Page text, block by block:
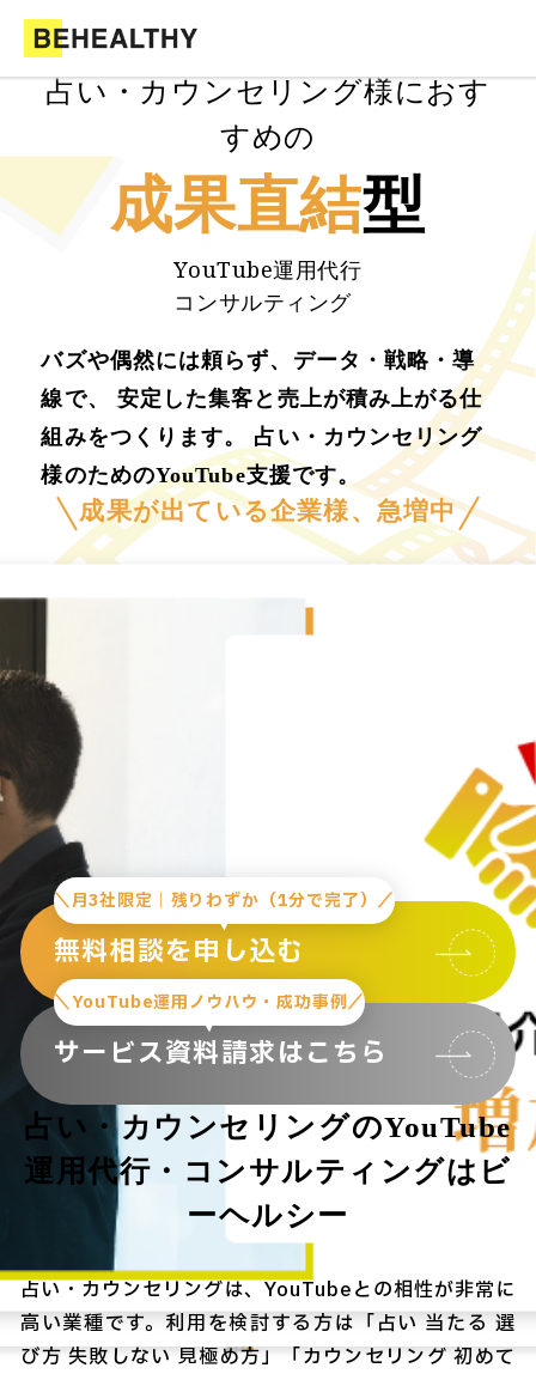
占い・カウンセリング様におす
すめの
成果直結型
YouTube運用代行
コンサルティング
バズや偶然には頼らず、データ・戦略・導
線で、 安定した集客と売上が積み上がる仕
組みをつくります。 占い・カウンセリング
様のためのYouTube支援です。
成果が出ている企業様、急増中
＼月3社限定｜残りわずか（1分で完了）／
無料相談を申し込む
＼YouTube運用ノウハウ・成功事例／
サービス資料請求はこちら
占い・カウンセリングのYouTube
運用代行・コンサルティングはビ
ーヘルシー
占い・カウンセリングは、YouTubeとの相性が非常に
高い業種です。利用を検討する方は「占い 当たる 選
び方 失敗しない 見極め方」「カウンセリング 初めて